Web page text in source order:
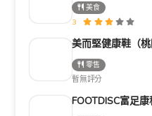
美食
3
美而堅健康鞋（桃
零售
暫無評分